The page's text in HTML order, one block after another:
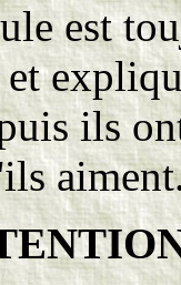
est
ils